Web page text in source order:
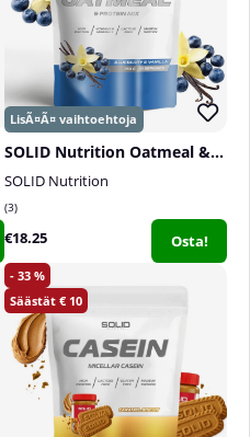
SOLID Nutrition Oatmeal & Protein Mix, 750 g
SOLID Nutrition
3
€18.25 Osta!
33
10